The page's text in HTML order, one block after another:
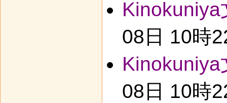
08日 10時
08日 10時